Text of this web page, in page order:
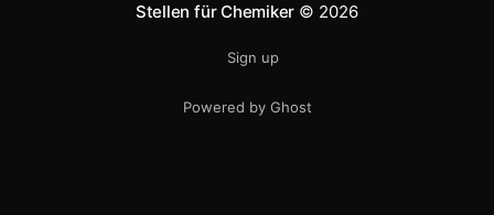
Stellen für Chemiker © 2026
Sign up
Powered by Ghost